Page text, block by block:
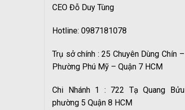
CEO Đỗ Duy Tùng
Hotline: 0987181078
Trụ sở chính : 25 Chuyên Dùng Chín –
Phường Phú Mỹ – Quận 7 HCM
Chi Nhánh 1 : 722 Tạ Quang Bửu
phường 5 Quận 8 HCM